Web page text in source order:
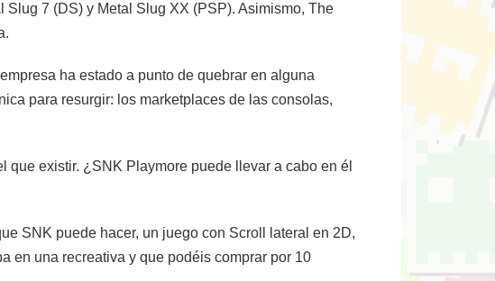
7 (DS) y Metal Slug XX (PSP). Asimismo, The
ha estado a punto de quebrar en alguna
para resurgir: los marketplaces de las consolas,
que existir. ¿SNK Playmore puede llevar a cabo en él
SNK puede hacer, un juego con Scroll lateral en 2D,
en una recreativa y que podéis comprar por 10